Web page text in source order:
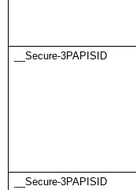
__Secure-3PAPISID
__Secure-3PAPISID